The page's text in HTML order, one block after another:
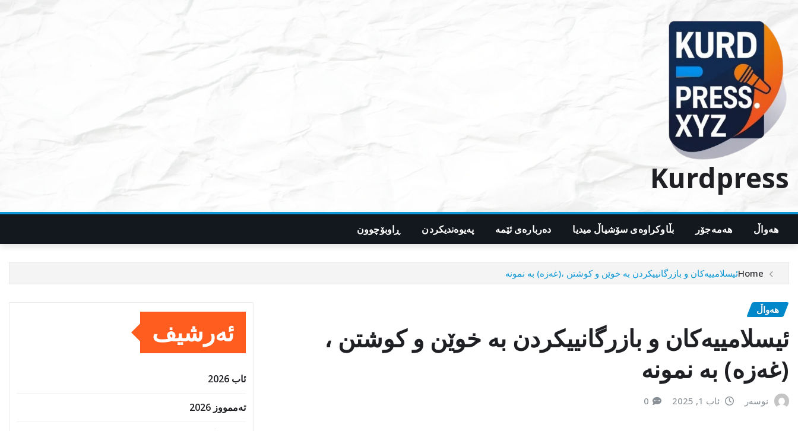
content
Kurdpress
هەواڵ هەمەجۆر بڵاوکراوەی سۆشیاڵ میدیا دەربارەی ئێمە پەیوەندیکردن ڕاوبۆچوون
Homeئیسلامییەکان و بازرگانییکردن بە خوێن و کوشتن ،(غەزە) بە نمونە
هەواڵ
ئیسلامییەکان و بازرگانییکردن بە خوێن و کوشتن ،
(غەزە) بە نمونە
نوسەر ئاب 1, 2025 0
ئەرشیف
ئاب 2026
تەممووز 2026